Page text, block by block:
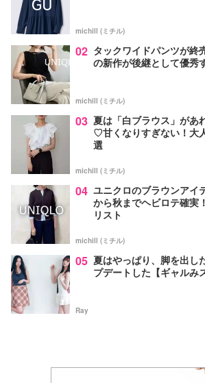
michill (ミチル)
02 タックワイドパンツが
の新作が後継として優秀
michill (ミチル)
03 夏は「白ブラウス」があ
♡甘くなりすぎない！大
選
michill (ミチル)
04 ユニクロのブラウンア
から秋までヘビロテ確実
リスト
michill (ミチル)
05 夏はやっぱり、脚を出し
プデートした【ギャルみ
Ray